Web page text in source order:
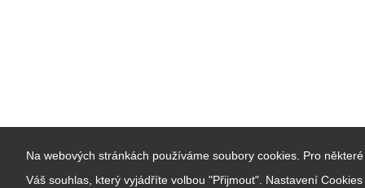
Na webových stránkách používáme soubory cookies. Pro
Váš souhlas, který vyjádříte volbou "Přijmout". Nastavení